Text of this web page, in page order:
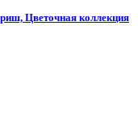
Цветочная коллекция